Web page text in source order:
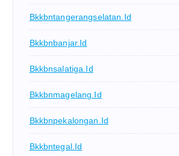
Bkkbntangerangselatan.id
Bkkbnbanjar.id
Bkkbnsalatiga.id
Bkkbnmagelang.id
Bkkbnpekalongan.id
Bkkbntegal.id